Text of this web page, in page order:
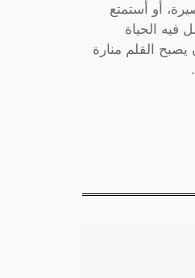
أو أستمتع
فيه الحياة
القلم منارة